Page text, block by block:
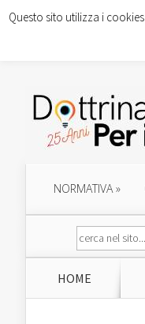
NORMATIVA»
HOME
Questo sito utilizza i